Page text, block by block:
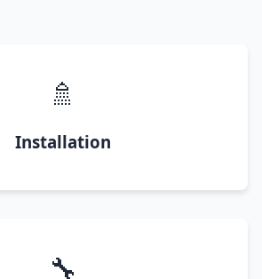
🚿
Installation
🔧